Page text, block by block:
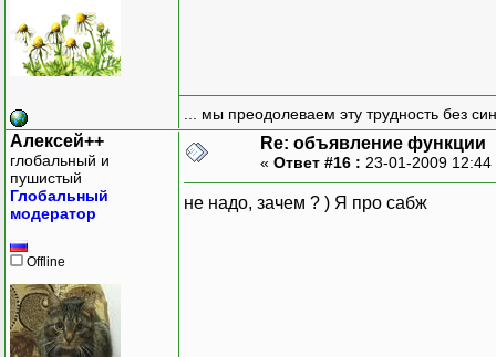
... мы преодолеваем эту трудность без
Алексей++
глобальный и
пушистый
Глобальный
модератор
Offline
Re: объявление функции
« Ответ #16 : 23-01-2009
не надо, зачем ? ) Я про сабж